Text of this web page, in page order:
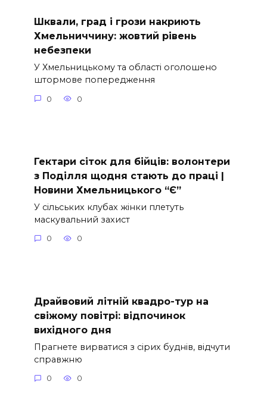
Шквали, град і грози накриють
Хмельниччину: жовтий рівень
небезпеки
У Хмельницькому та області оголошено
штормове попередження
0 0
Гектари сіток для бійців: волонтери
з Поділля щодня стають до праці |
Новини Хмельницького “Є”
У сільських клубах жінки плетуть
маскувальний захист
0 0
Драйвовий літній квадро-тур на
свіжому повітрі: відпочинок
вихідного дня
Прагнете вирватися з сірих буднів, відчути
справжню
0 0